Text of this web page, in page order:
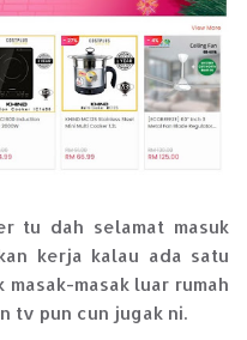
tu dah selamat masuk
kerja kalau ada satu
masak luar rumah
tv pun cun jugak ni.